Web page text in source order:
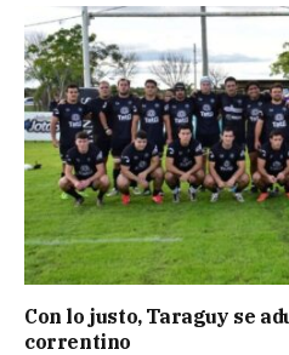
Con lo justo, Taraguy se
correntino